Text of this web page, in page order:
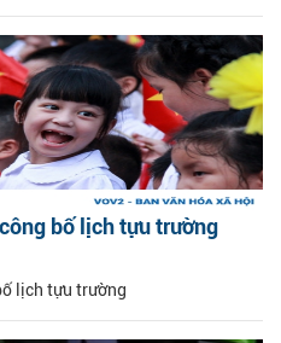
bố lịch tựu trường
lịch tựu trường